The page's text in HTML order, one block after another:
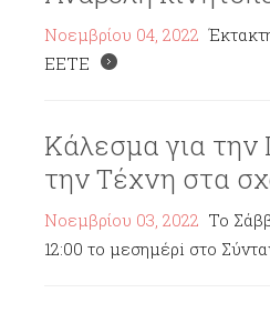
Νοεμβρίου 04, 2022
ΕΕΤΕ
Κάλεσμα για την
την Τέχνη στα
Νοεμβρίου 03, 2022 To
12:00 το μεσημέρi στο